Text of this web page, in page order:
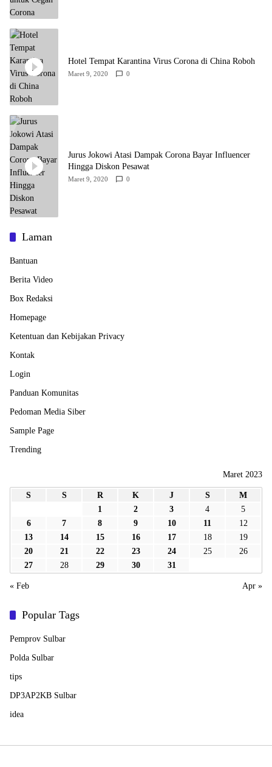
Hotel Tempat Karantina Virus Corona di China Roboh
Maret 9, 2020 0
Jurus Jokowi Atasi Dampak Corona Bayar Influencer
Hingga Diskon Pesawat
Maret 9, 2020 0
Laman
Bantuan
Berita Video
Box Redaksi
Homepage
Ketentuan dan Kebijakan Privacy
Kontak
Login
Panduan Komunitas
Pedoman Media Siber
Sample Page
Trending
Maret 2023
S S R K J S
M
1
2 3 4
5
6
7 8 9 10 11
12
13
14 15 16 17 18
19
20
21 22 23 24 25
26
27
28 29 30 31
« Feb Apr »
Popular Tags
Pemprov Sulbar
Polda Sulbar
tips
DP3AP2KB Sulbar
idea